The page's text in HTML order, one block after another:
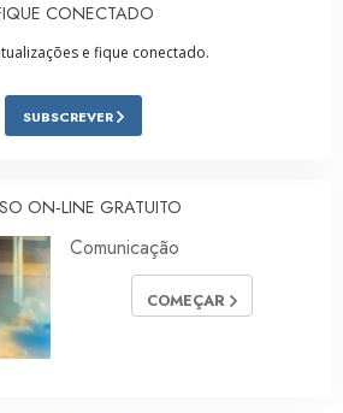
CONECTADO
e fique conectado.
SUBSCREVER
ON‑LINE GRATUITO
Comunicação
COMEÇAR